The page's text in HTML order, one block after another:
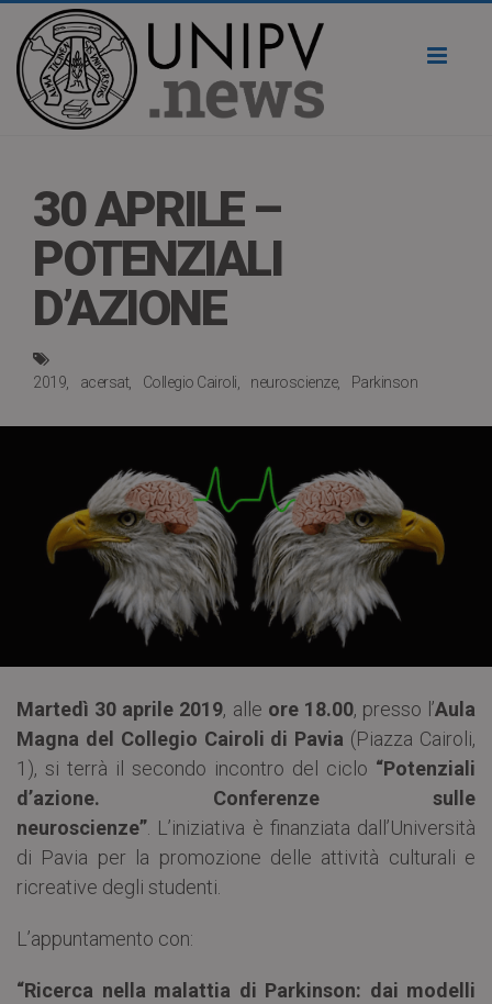
30 APRILE –
POTENZIALI
D’AZIONE
2019 acersat Collegio Cairoli neuroscienze Parkinson
Martedì 30 aprile 2019, alle ore 18.00, presso l’Aula
Magna del Collegio Cairoli di Pavia (Piazza Cairoli,
1), si terrà il secondo incontro del ciclo “Potenziali
d’azione. Conferenze sulle
neuroscienze” . L’iniziativa è finanziata dall’Università
di Pavia per la promozione delle attività culturali e
ricreative degli studenti.
L’appuntamento con:
“Ricerca nella malattia di Parkinson: dai modelli